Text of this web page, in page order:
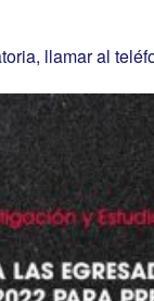
llamar al